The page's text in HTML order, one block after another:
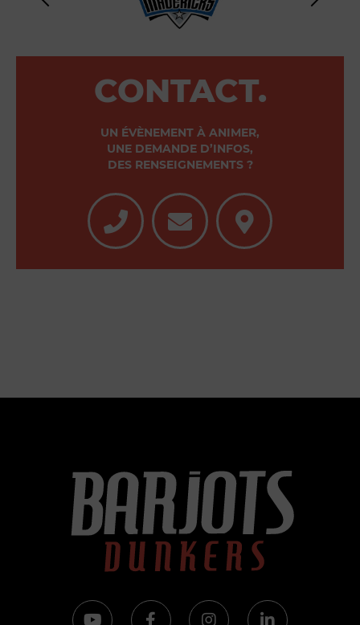
CONTACT.
UN ÉVÈNEMENT À ANIMER,
UNE DEMANDE D’INFOS,
DES RENSEIGNEMENTS ?